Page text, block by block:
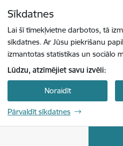
Sīkdatnes
Lai šī tīmekļvietne darbotos, tā
sīkdatnes. Ar Jūsu piekrišanu
izmantotas statistikas un sociālo
Lūdzu, atzīmējiet savu izvēli:
Noraidīt
Pārvaldīt sīkdatnes